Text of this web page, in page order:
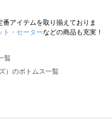
番アイテムを取り揃えておりま
ト・セーターなどの商品も充実！
覧
）のボトムス一覧
モスモス）のボトムス一覧